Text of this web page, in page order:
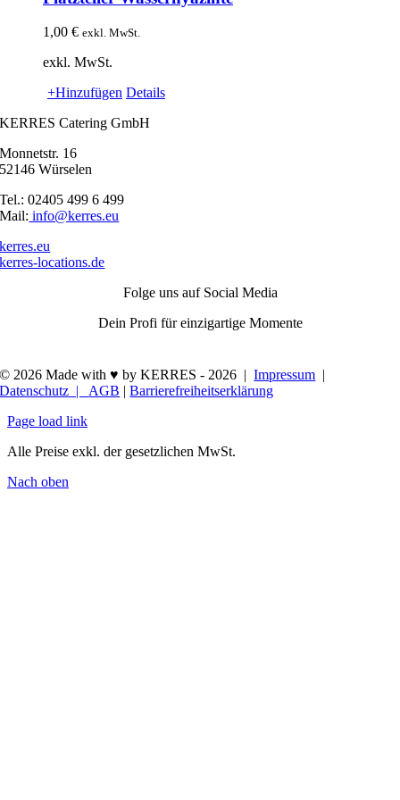
1,00 € exkl. MwSt.
exkl. MwSt.
+Hinzufügen Details
KERRES Catering GmbH
Monnetstr. 16
52146 Würselen
Tel.: 02405 499 6 499
Mail: info@kerres.eu
kerres.eu
kerres-locations.de
Folge uns auf Social Media
Dein Profi für einzigartige Momente
© 2026 Made with ♥ by KERRES -2026 |Impressum |
Datenschutz |AGB |Barrierefreiheitserklärung
Page load link
Alle Preise exkl. der gesetzlichen MwSt.
Nach oben